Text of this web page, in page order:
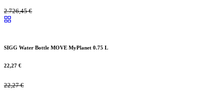
2.726,45€
SIGG Water Bottle MOVE MyPlanet 0.75 L
22,27 €
22,27€